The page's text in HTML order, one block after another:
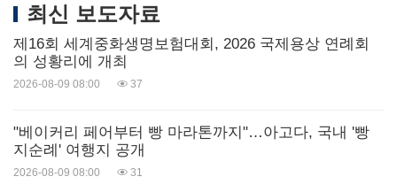
장, 샘 알트만(Sam Altman
Mensch) 미스트랄AI CEO, 그자비에 니엘(
Niel) 일리아드 그룹 설립자, 데미스 허사비스(Demis
Smith) 마이크로소프트 사장 등 수많은 IT 기업 임원
들도 참석했다.
최신 보도자료
제16회 세계중화생명보험대회, 2026 국제용상 연례회
의 성황리에 개최
2026-08-09 08:00 37
"베이커리 페어부터 빵 마라톤까지"…아고다, 국내 '빵
지순례' 여행지 공개
2026-08-09 08:00 31